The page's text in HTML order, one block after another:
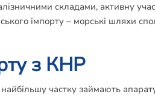
складами, активну
імпорту – морські шляхи
з КНР
частку займають